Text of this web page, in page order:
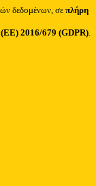
δεδομένων, σεπλήρη
2016/679 (GDPR).